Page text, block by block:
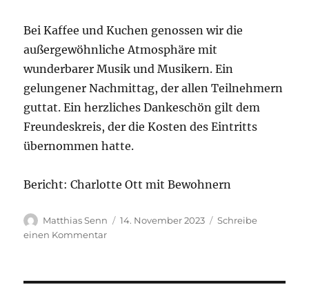
Bei Kaffee und Kuchen genossen wir die
außergewöhnliche Atmosphäre mit
wunderbarer Musik und Musikern. Ein
gelungener Nachmittag, der allen Teilnehmern
guttat. Ein herzliches Dankeschön gilt dem
Freundeskreis, der die Kosten des Eintritts
übernommen hatte.
Bericht: Charlotte Ott mit Bewohnern
Autor
Matthias Senn
Veröffentlicht
14. November 2023
Schreibe
einen Kommentarzu